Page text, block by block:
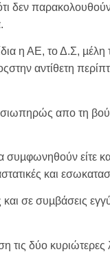
δεν
η ΑΕ, το Δ.Σ,
αντίθετη
σιωπηρώς απο τη
είτε
και
και σε συµβάσεις
τις δύο κυριώτερες